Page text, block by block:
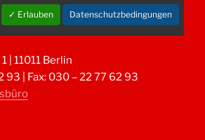
✓ Erlauben Datenschutzbedingungen
| 11011 Berlin
93 | Fax: 030 – 22 77 62 93